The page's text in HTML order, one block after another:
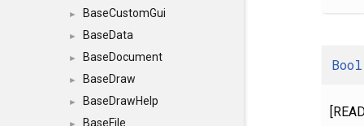
► BaseCustomGui
► BaseData
► BaseDocument
► BaseDraw
► BaseDrawHelp
BaseFile
Bool